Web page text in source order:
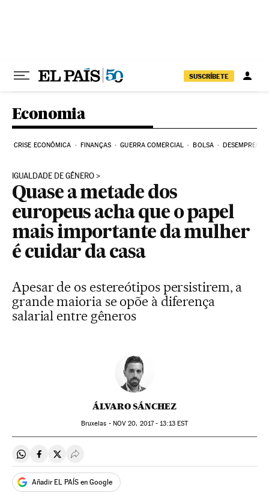
SUSCRÍBETE
Economia
CRISE ECONÔMICA FINANÇAS GUERRA COMERCIAL BOLSA DESEMPREGO
IGUALDADE DE GÊNERO
Quase a metade dos
europeus acha que o papel
mais importante da mulher
é cuidar da casa
Apesar de os estereótipos persistirem, a
grande maioria se opõe à diferença
salarial entre gêneros
ÁLVARO SÁNCHEZ
Bruxelas - NOV 20, 2017 - 13:13EST
Compartir en Whatsapp
Compartir en Facebook
Compartir en Twitter
Desplegar Redes Sociales
Añadir EL PAÍS en Google